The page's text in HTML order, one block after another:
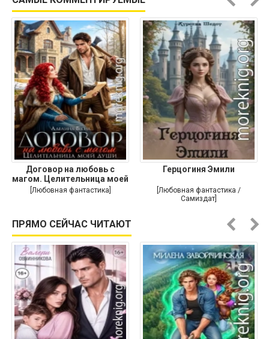
Договор на любовь с
магом. Целительница моей
души
[Любовная фантастика]
Герцогиня Эмили
[Любовная фантастика /
Самиздат]
ПРЯМО СЕЙЧАС ЧИТАЮТ